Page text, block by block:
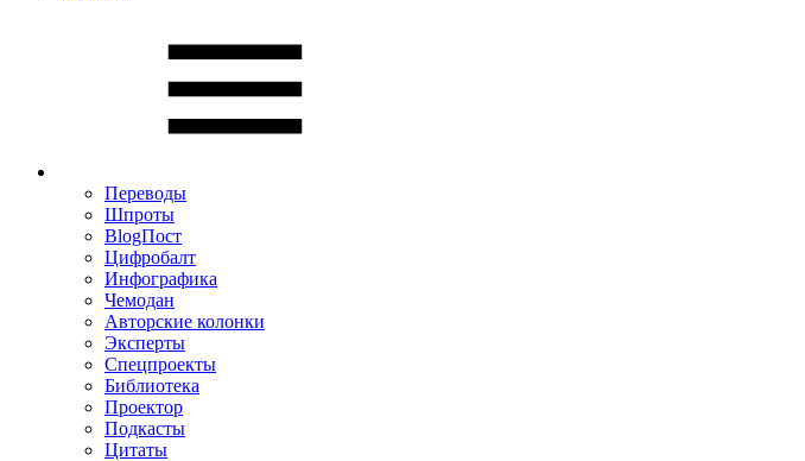
Переводы
Шпроты
BlogПост
Цифробалт
Инфографика
Чемодан
Авторские колонки
Эксперты
Спецпроекты
Библиотека
Проектор
Подкасты
Цитаты